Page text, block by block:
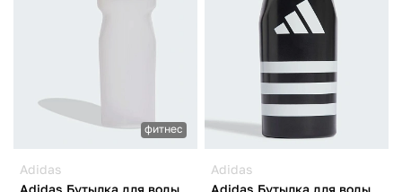
фитнес
Adidas
Adidas Бутылка для воды
Adidas
Adidas Бутылка для воды